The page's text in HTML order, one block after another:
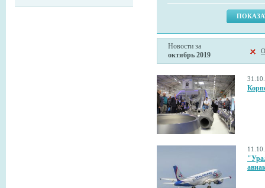
Новости за
октябрь 2019